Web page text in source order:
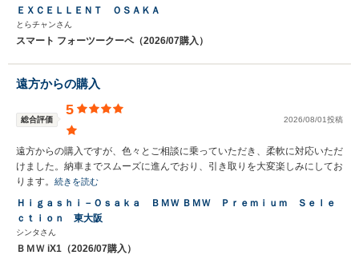
ＥＸＣＥＬＬＥＮＴ ＯＳＡＫＡ
とらチャンさん
スマート フォーツークーペ（2026/07購入）
遠方からの購入
総合評価
5
2026/08/01投稿
遠方からの購入ですが、色々とご相談に乗っていただき、柔軟に対応いただ
けました。納車までスムーズに進んでおり、引き取りを大変楽しみにしてお
ります。 続きを読む
Ｈｉｇａｓｈｉ－Ｏｓａｋａ ＢＭＷ ＢＭＷ Ｐｒｅｍｉｕｍ Ｓｅｌｅ
ｃｔｉｏｎ 東大阪
シンタさん
ＢＭＷ iX1（2026/07購入）